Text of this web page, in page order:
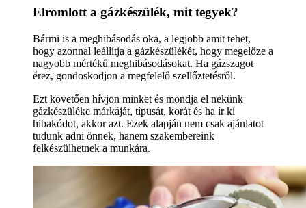
Elromlott a gázkészülék, mit tegyek?
Bármi is a meghibásodás oka, a legjobb amit tehet,
hogy azonnal leállítja a gázkészülékét, hogy megelőze a
nagyobb mértékű meghibásodásokat. Ha gázszagot
érez, gondoskodjon a megfelelő szellőztetésről.
Ezt követően hívjon minket és mondja el nekünk
gázkészüléke márkáját, típusát, korát és ha ír ki
hibakódot, akkor azt. Ezek alapján nem csak ajánlatot
tudunk adni önnek, hanem szakembereink
felkészülhetnek a munkára.